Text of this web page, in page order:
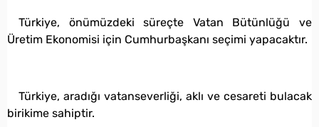
Türkiye, önümüzdeki süreçte Vatan Bütünlüğü ve
Üretim Ekonomisi için Cumhurbaşkanı seçimi yapacaktır.
Türkiye, aradığı vatanseverliği, aklı ve cesareti bulacak
birikime sahiptir.